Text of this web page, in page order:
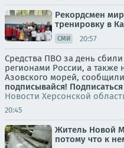
Рекордсмен
тренировку в
СМИ 20:57
Средства ПВО за день
регионами России, а также
Азовского морей,
подписывайся!
Новости Херсонской
20:45
Житель Новой
потому что к